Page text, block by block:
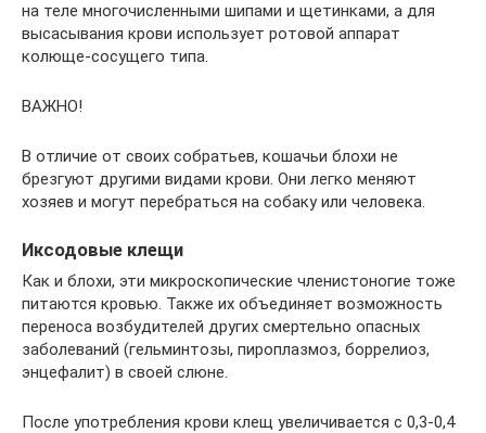
на теле многочисленными шипами и щетинками, а для
высасывания крови использует ротовой аппарат
колюще-сосущего типа.
ВАЖНО!
В отличие от своих собратьев, кошачьи блохи не
брезгуют другими видами крови. Они легко меняют
хозяев и могут перебраться на собаку или человека.
Иксодовые клещи
Как и блохи, эти микроскопические членистоногие тоже
питаются кровью. Также их объединяет возможность
переноса возбудителей других смертельно опасных
заболеваний (гельминтозы, пироплазмоз, боррелиоз,
энцефалит) в своей слюне.
После употребления крови клещ увеличивается с 0,3-0,4